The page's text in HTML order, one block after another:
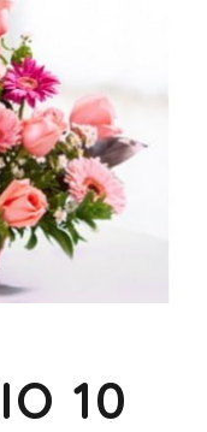
10